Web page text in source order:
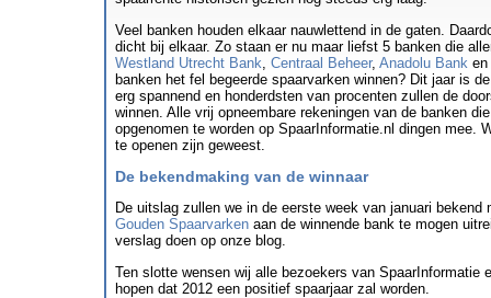
Veel banken houden elkaar nauwlettend in de gaten.
dicht bij elkaar. Zo staan er nu maar liefst 5 banken die
Westland Utrecht Bank Centraal Beheer, Anadolu Bank en
banken het fel begeerde spaarvarken winnen? Dit jaar is
erg spannend en honderdsten van procenten zullen de
winnen. Alle vrij opneembare rekeningen van de banken
opgenomen te worden op SpaarInformatie.nl dingen mee.
te openen zijn geweest.
De bekendmaking van de winnaar
De uitslag zullen we in de eerste week van januari
Gouden Spaarvarken aan de winnende bank te mogen
verslag doen op onze blog.
Ten slotte wensen wij alle bezoekers van SpaarInformatie
hopen dat 2012 een positief spaarjaar zal worden.